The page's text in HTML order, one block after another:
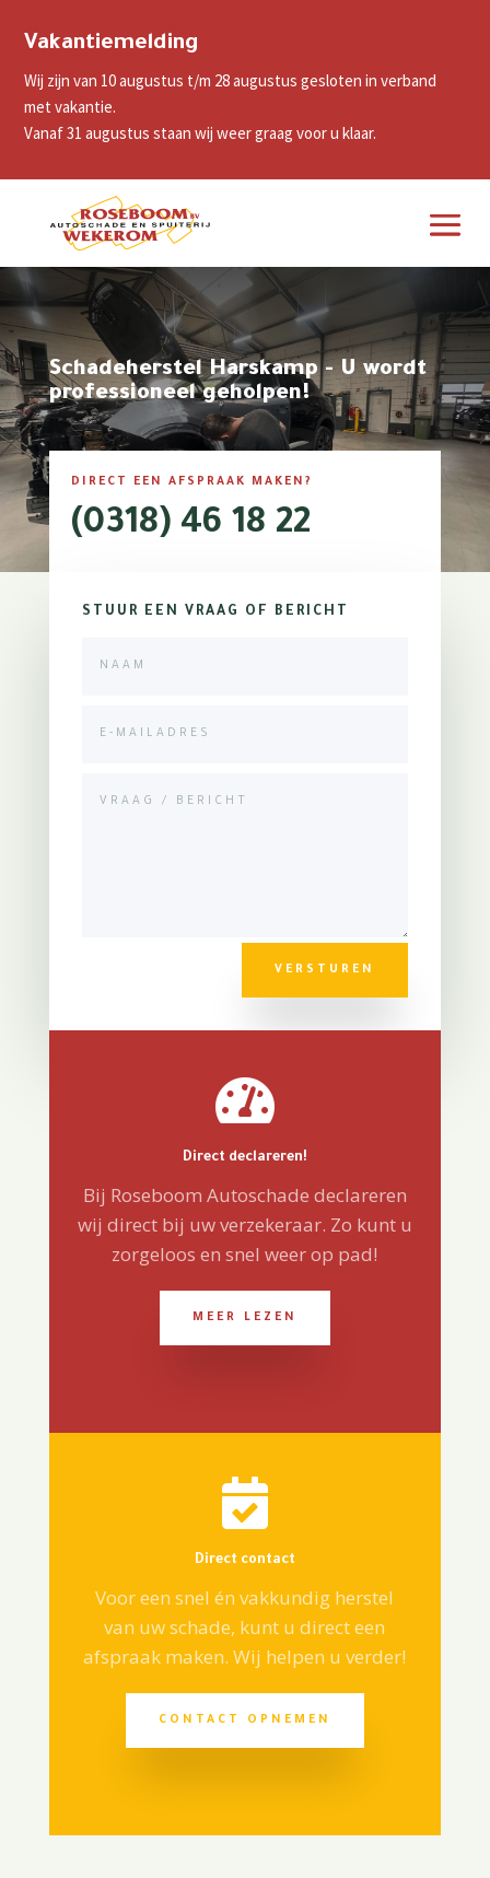
Vakantiemelding
Wij zijn van 10 augustus t/m 28 augustus gesloten in verband
met vakantie.
Vanaf 31 augustus staan wij weer graag voor u klaar.
Schadeherstel Harskamp - U wordt
professioneel geholpen!
DIRECT EEN AFSPRAAK MAKEN?
(0318) 46 18 22
STUUR EEN VRAAG OF BERICHT
VERSTUREN

Direct declareren!
Bij Roseboom Autoschade declareren
wij direct bij uw verzekeraar. Zo kunt u
zorgeloos en snel weer op pad!
MEER LEZEN

Direct contact
Voor een snel én vakkundig herstel
van uw schade, kunt u direct een
afspraak maken. Wij helpen u verder!
CONTACT OPNEMEN